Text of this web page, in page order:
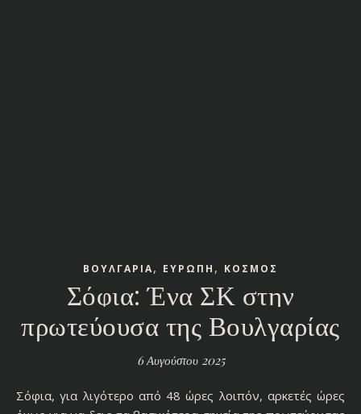
ΒΟΥΛΓΑΡΙΑ, ΕΥΡΩΠΗ , ΚΟΣΜΟΣ
Σόφια: Ένα ΣΚ στην
πρωτεύουσα της Βουλγαρίας
6 Αυγούστου 2025
Σόφια, για λιγότερο από 48 ώρες λοιπόν, αρκετές ώρες